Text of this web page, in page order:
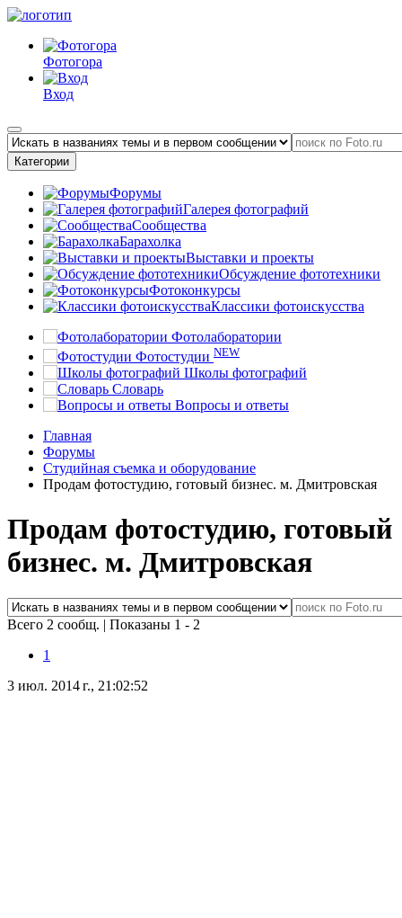
Фотогора
Вход
Категории
Форумы
Галерея фотографий
Сообщества
Барахолка
Выставки и проекты
Обсуждение фототехники
Фотоконкурсы
Классики фотоискусства
Фотолаборатории
Фотостудии NEW
Школы фотографий
Словарь
Вопросы и ответы
Главная
Форумы
Студийная съемка и оборудование
Продам фотостудию, готовый бизнес. м. Дмитровская
Продам фотостудию, готовый
бизнес. м. Дмитровская
Всего 2 сообщ. | Показаны 1 - 2
1
3 июл. 2014 г., 21:02:52